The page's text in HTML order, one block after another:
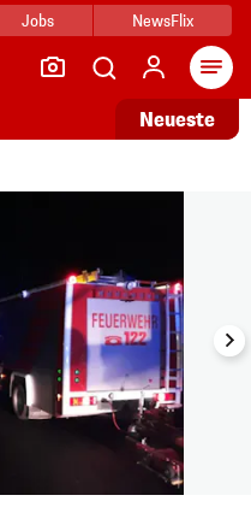
Jobs NewsFlix
Neueste